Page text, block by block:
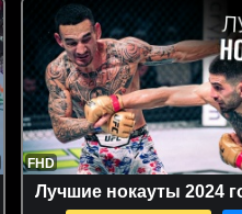
FHD
Лучшие нокауты 2024